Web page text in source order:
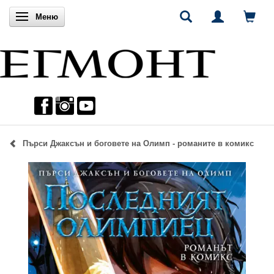
Включи навигацията
Меню
Пърси Джаксън и боговете на Олимп - романите в комикс